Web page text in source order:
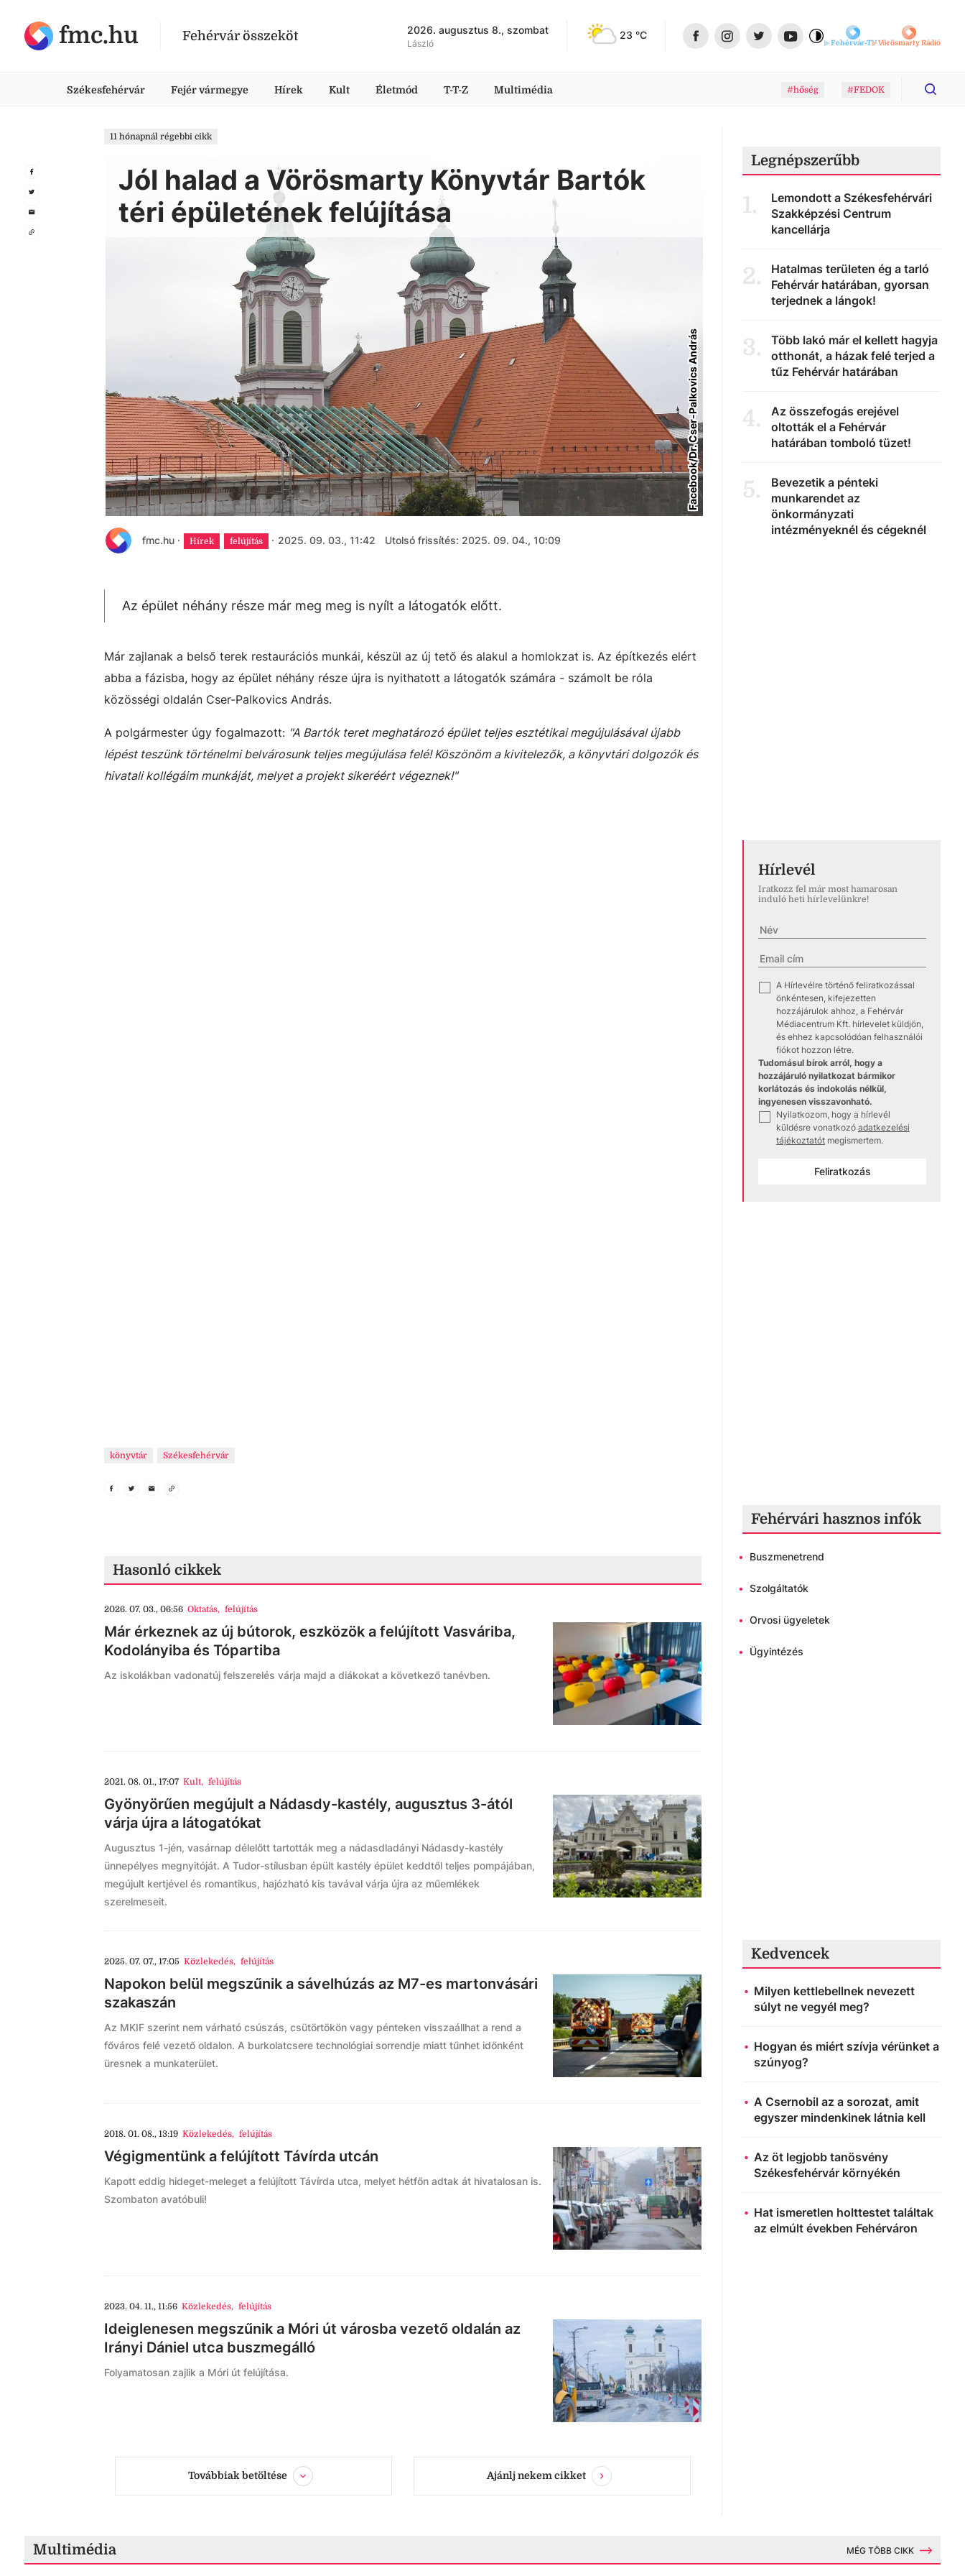
fmc.hu Fehérvár összeköt 2026. augusztus 8., szombat
László
23 °C
Fehérvár-TVVörösmarty Rádió
Székesfehérvár Fejér vármegye Hírek Kult Életmód T-T-Z Multimédia #hőség #FEDOK
11 hónapnál régebbi cikk
Facebook/Dr. Cser-Palkovics András
Jól halad a Vörösmarty Könyvtár Bartók
téri épületének felújítása
fmc.hu · Hírek felújítás · 2025. 09. 03., 11:42 Utolsó frissítés: 2025. 09. 04., 10:09
Az épület néhány része már meg meg is nyílt a látogatók előtt.
Már zajlanak a belső terek restaurációs munkái, készül az új tető és alakul a homlokzat is. Az építkezés elért
abba a fázisba, hogy az épület néhány része újra is nyithatott a látogatók számára - számolt be róla
közösségi oldalán Cser-Palkovics András.
A polgármester úgy fogalmazott: "A Bartók teret meghatározó épület teljes esztétikai megújulásával újabb
lépést teszünk történelmi belvárosunk teljes megújulása felé! Köszönöm a kivitelezők, a könyvtári dolgozók és
hivatali kollégáim munkáját, melyet a projekt sikeréért végeznek!"
könyvtár Székesfehérvár
Hasonló cikkek
2026. 07. 03., 06:56 Oktatás, felújítás
Már érkeznek az új bútorok, eszközök a felújított Vasváriba,
Kodolányiba és Tópartiba
Az iskolákban vadonatúj felszerelés várja majd a diákokat a következő tanévben.
2021. 08. 01., 17:07 Kult, felújítás
Gyönyörűen megújult a Nádasdy-kastély, augusztus 3-ától
várja újra a látogatókat
Augusztus 1-jén, vasárnap délelőtt tartották meg a nádasdladányi Nádasdy-kastély
ünnepélyes megnyitóját. A Tudor-stílusban épült kastély épület keddtől teljes pompájában,
megújult kertjével és romantikus, hajózható kis tavával várja újra az műemlékek
szerelmeseit.
2025. 07. 07., 17:05 Közlekedés, felújítás
Napokon belül megszűnik a sávelhúzás az M7-es martonvásári
szakaszán
Az MKIF szerint nem várható csúszás, csütörtökön vagy pénteken visszaállhat a rend a
főváros felé vezető oldalon. A burkolatcsere technológiai sorrendje miatt tűnhet időnként
üresnek a munkaterület.
2018. 01. 08., 13:19 Közlekedés, felújítás
Végigmentünk a felújított Távírda utcán
Kapott eddig hideget-meleget a felújított Távírda utca, melyet hétfőn adtak át hivatalosan is.
Szombaton avatóbuli!
2023. 04. 11., 11:56 Közlekedés, felújítás
Ideiglenesen megszűnik a Móri út városba vezető oldalán az
Irányi Dániel utca buszmegálló
Folyamatosan zajlik a Móri út felújítása.
Továbbiak betöltése Ajánlj nekem cikket
Legnépszerűbb
1.
Lemondott a Székesfehérvári
Szakképzési Centrum
kancellárja
2.
Hatalmas területen ég a tarló
Fehérvár határában, gyorsan
terjednek a lángok!
3.
Több lakó már el kellett hagyja
otthonát, a házak felé terjed a
tűz Fehérvár határában
4.
Az összefogás erejével
oltották el a Fehérvár
határában tomboló tüzet!
5.
Bevezetik a pénteki
munkarendet az
önkormányzati
intézményeknél és cégeknél
Hírlevél
Iratkozz fel már most hamarosan
induló heti hírlevelünkre!
A Hírlevélre történő feliratkozással
önkéntesen, kifejezetten
hozzájárulok ahhoz, a Fehérvár
Médiacentrum Kft. hírlevelet küldjön,
és ehhez kapcsolódóan felhasználói
fiókot hozzon létre.
Tudomásul bírok arról, hogy a
hozzájáruló nyilatkozat bármikor
korlátozás és indokolás nélkül,
ingyenesen visszavonható.
Nyilatkozom, hogy a hírlevél
küldésre vonatkozó adatkezelési
tájékoztatót megismertem.
Feliratkozás
Fehérvári hasznos infók
• Buszmenetrend
• Szolgáltatók
• Orvosi ügyeletek
• Ügyintézés
Kedvencek
Milyen kettlebellnek nevezett
súlyt ne vegyél meg?
Hogyan és miért szívja vérünket a
szúnyog?
A Csernobil az a sorozat, amit
egyszer mindenkinek látnia kell
Az öt legjobb tanösvény
Székesfehérvár környékén
Hat ismeretlen holttestet találtak
az elmúlt években Fehérváron
Multimédia MÉG TÖBB CIKK